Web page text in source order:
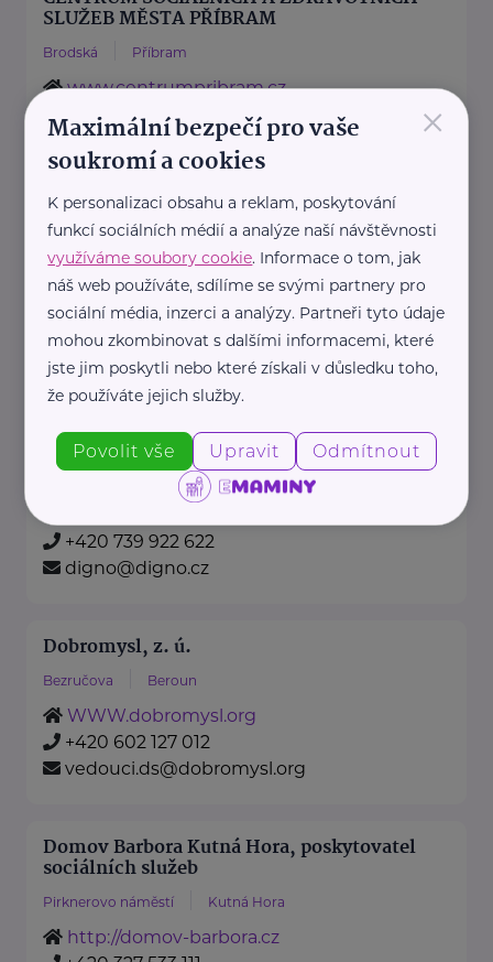
SLUŽEB MĚSTA PŘÍBRAM
Brodská Příbram
www.centrumpribram.cz
+420 778 761 612
nizkoprahovecentrum@centrumpribram.cz
Diakonie ČCE - středisko Střední Čechy
Kouřimská Kolín
www.diakonie-stred.cz
+420 739 385 544
apolen.pavel@diakonie-stred.cz
DIGNO (důstojnost) z.s.
Kutná Hora
+420 739 922 622
digno@digno.cz
Dobromysl, z. ú.
Bezručova Beroun
WWW.dobromysl.org
+420 602 127 012
vedouci.ds@dobromysl.org
Domov Barbora Kutná Hora, poskytovatel
sociálních služeb
Pirknerovo náměstí Kutná Hora
http://domov-barbora.cz
×
Maximální bezpečí pro vaše
soukromí a cookies
K personalizaci obsahu a reklam, poskytování
funkcí sociálních médií a analýze naší návštěvnosti
využíváme soubory cookie. Informace o tom, jak
náš web používáte, sdílíme se svými partnery pro
sociální média, inzerci a analýzy. Partneři tyto údaje
mohou zkombinovat s dalšími informacemi, které
jste jim poskytli nebo které získali v důsledku toho,
že používáte jejich služby.
Povolit vše Upravit Odmítnout